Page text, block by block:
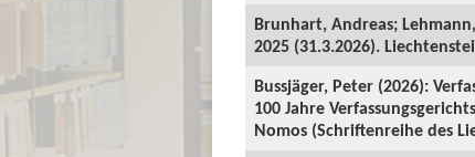
Brunhart, Andreas;
2025 (31.3.2026).
Bussjäger, Peter (2026):
100 Jahre
Nomos (Schriftenreihe des